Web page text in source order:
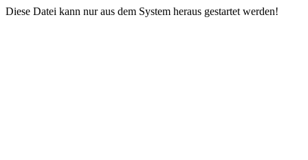
Diese Datei kann nur aus dem System heraus gestartet werden!